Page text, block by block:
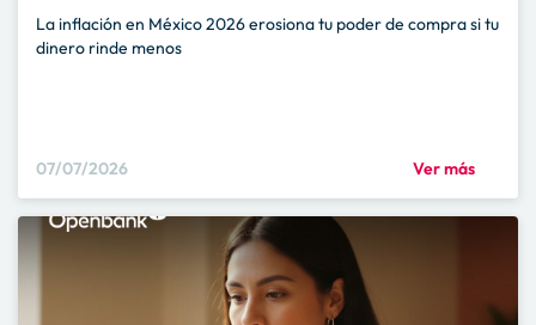
La inflación en México 2026 erosiona tu poder de compra si tu
dinero rinde menos
07/07/2026 Ver más